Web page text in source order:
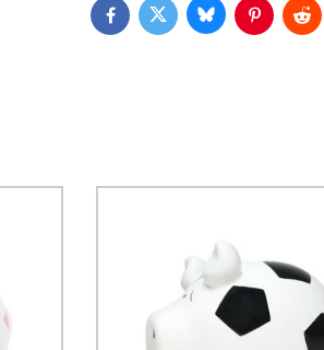
Oboznámil som sa s
FacebookTwitter BlueskyPinterest